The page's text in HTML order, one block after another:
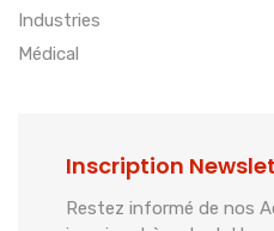
Industries
Médical
Inscription
Restez informé de nos